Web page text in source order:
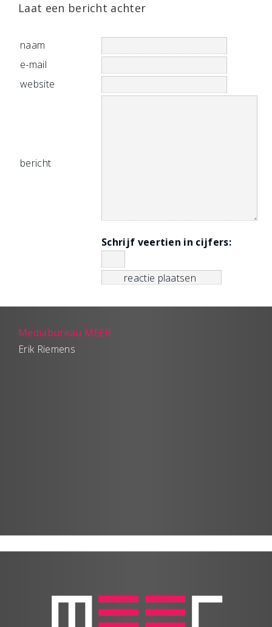
Laat een bericht achter
naam
e-mail
website
bericht
Schrijf veertien in cijfers:
Mediabureau MEER
Erik Riemens